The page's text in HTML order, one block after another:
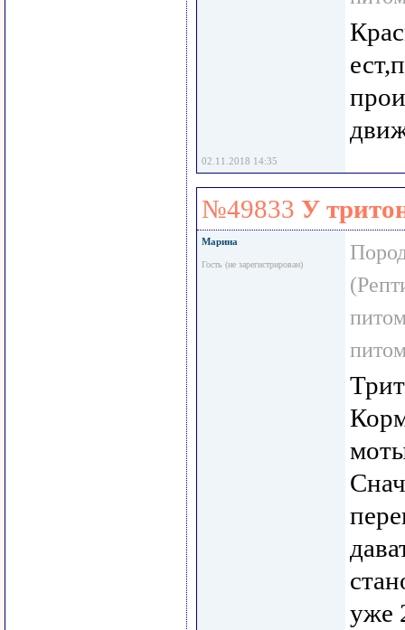
02.11.2018 14:35
№49833 У
Марина
Гость (не зарегистрирован)
уже